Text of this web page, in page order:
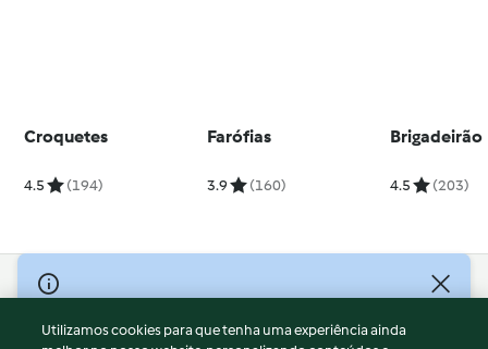
Croquetes
4.5 (194)
Farófias
3.9 (160)
Brigadeirão
4.5 (203)
© Copyright 2026
Termos de Utilização
Utilizamos cookies para que tenha uma experiência ainda